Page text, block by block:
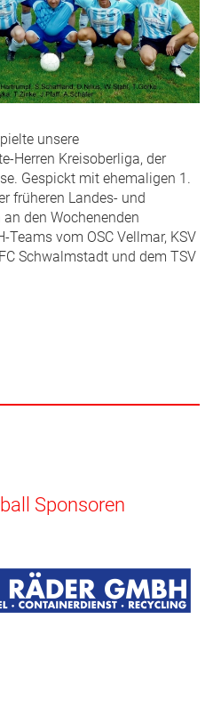
unsere
Herren Kreisoberliga, der
Gespickt mit ehemaligen 1.
früheren Landes- und
den Wochenenden
Teams vom OSC Vellmar, KSV
Schwalmstadt und dem TSV
Sponsoren